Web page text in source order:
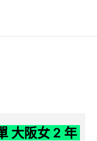
大阪女 2 年